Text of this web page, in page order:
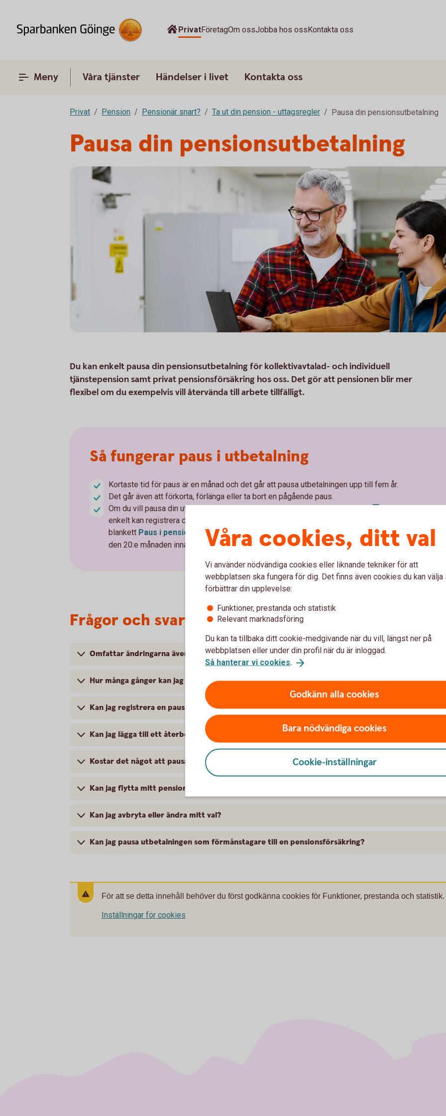
PrivatFöretagOm ossJobba hos ossKontakta oss
Meny Våra tjänster Händelser i livet Kontakta oss
Privat Pension Pensionär snart? Ta ut din pension - uttagsregler Pausa din pensionsutbetalning
Pausa din pensionsutbetalning
Du kan enkelt pausa din pensionsutbetalning för kollektivavtalad- och individuell
tjänstepension samt privat pensionsförsäkring hos oss. Det gör att pensionen blir mer
flexibel om du exempelvis vill återvända till arbete tillfälligt.
Så fungerar paus i utbetalning
Kortaste tid för paus är en månad och det går att pausa utbetalningen upp till fem år.
Det går även att förkorta, förlänga eller ta bort en pågående paus.
Om du vill pausa din utbetalning loggar du in i portalenMinaFörsäkringar
där du
enkelt kan registrera din paus. För KAP-KL/AKAP-KR behöver paus registreras via
blankett Paus i pensionsutbetalning
som skickas till Swedbank Försäkring senast
den 20:e månaden innan pausen ska starta.
Frågor och svar
Omfattar ändringarna även försäkringar som var under utbetalning före 2025?
Hur många gånger kan jag pausa min utbetalning eller förlänga utbetalningstiden av min
Kan jag registrera en paus bakåt i tiden/retroaktivt?
Kan jag lägga till ett återbetalningsskydd när utbetalningen är pausad?
Kostar det något att pausa en pensionsutbetalning?
Kan jag flytta mitt pensionskapital om jag pausar min utbetalning?
Kan jag avbryta eller ändra mitt val?
Kan jag pausa utbetalningen som förmånstagare till en pensionsförsäkring?
För att se detta innehåll behöver du först godkänna cookies för Funktioner, prestanda och statistik.
Inställningar för cookies
Våra cookies, ditt val
Vi använder nödvändiga cookies eller liknande tekniker för att
webbplatsen ska fungera för dig. Det finns även cookies du kan välja
förbättrar din upplevelse:
Funktioner, prestanda och statistik
Relevant marknadsföring
Du kan ta tillbaka ditt cookie-medgivande när du vill, längst ner på
webbplatsen eller under din profil när du är inloggad.
Så hanterar vi cookies.
Godkänn alla cookies
Bara nödvändiga cookies
Cookie-inställningar